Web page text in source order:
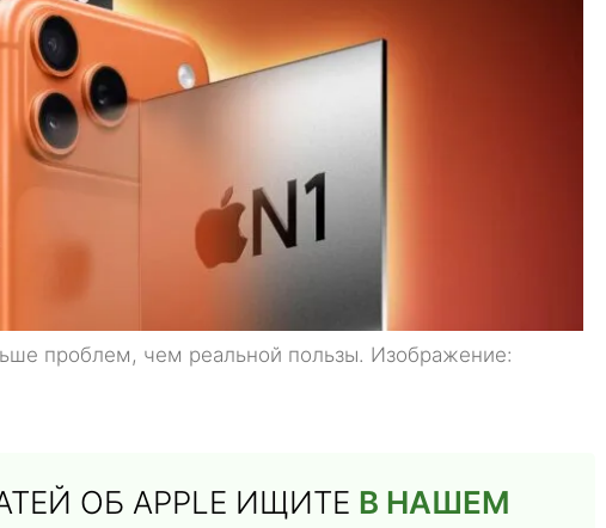
проблем, чем реальной пользы. Изображение:
ОБ APPLE ИЩИТЕ В НАШЕМ